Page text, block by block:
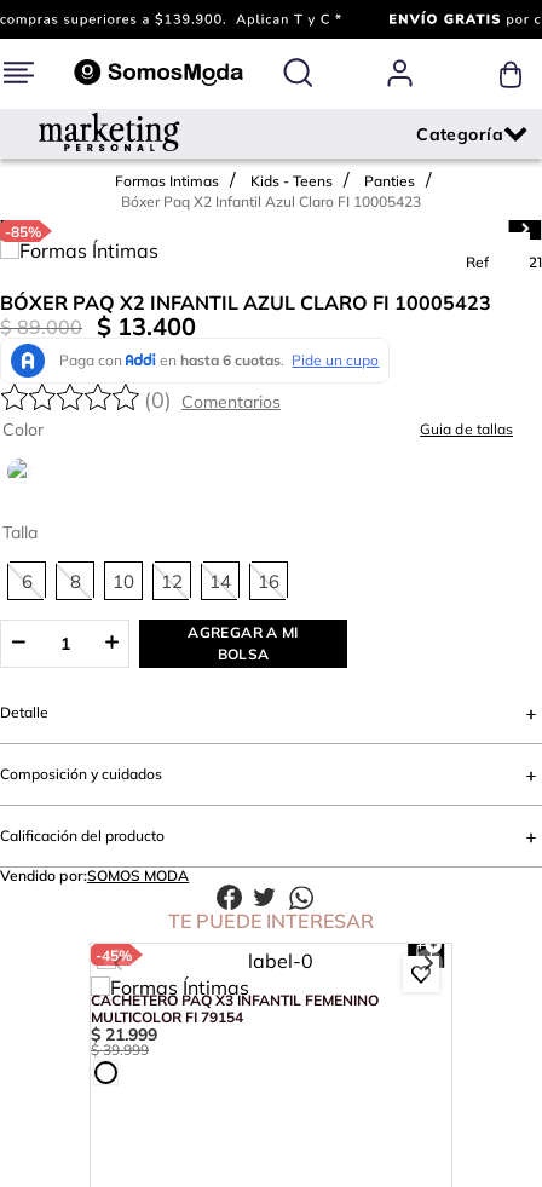
Formas Intimas Kids - Teens
Panties
Bóxer Paq X2 Infantil Azul Claro FI 10005423
-85%
Ref.
677521
BÓXER PAQ X2 INFANTIL AZUL CLARO FI 10005423
$ 89.000 $ 13.400
(0)
Talla
6 8 10 12 14 16
Color Guia de tallas
AGREGAR A MI
BOLSA
Detalle
Composición y cuidados
Calificación del producto
Vendido por:SOMOS MODA
TE PUEDE INTERESAR
-45%
CACHETERO PAQ X3 INFANTIL FEMENINO
MULTICOLOR FI 79154
$ 21.999
$ 39.999